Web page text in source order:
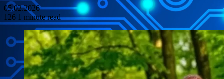
05.02.2026
126 1 minute read